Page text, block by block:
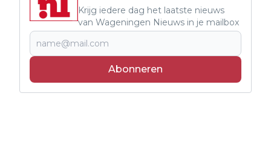
Krijg iedere dag het laatste nieuws
van Wageningen Nieuws in je mailbox
Abonneren